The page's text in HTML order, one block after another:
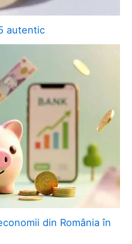
autentic
din România în